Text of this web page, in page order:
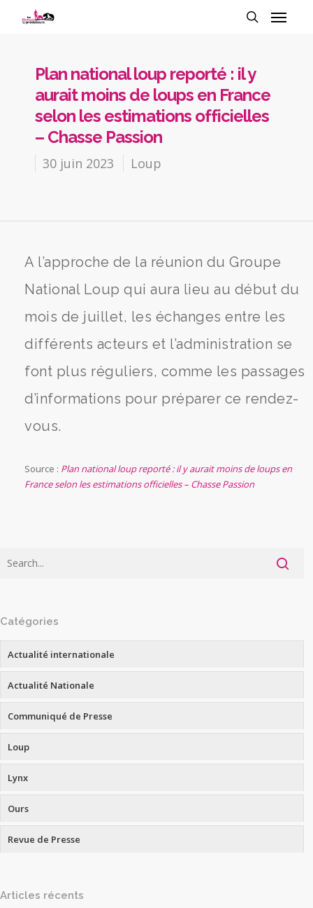
Plan national loup reporté : il y
aurait moins de loups en France
selon les estimations officielles
– Chasse Passion
30 juin 2023 Loup
A l’approche de la réunion du Groupe
National Loup qui aura lieu au début du
mois de juillet, les échanges entre les
différents acteurs et l’administration se
font plus réguliers, comme les passages
d’informations pour préparer ce rendez-
vous.
Source : Plan national loup reporté : il y aurait moins de loups en
France selon les estimations officielles – Chasse Passion
Catégories
Actualité internationale
Actualité Nationale
Communiqué de Presse
Loup
Lynx
Ours
Revue de Presse
Articles récents